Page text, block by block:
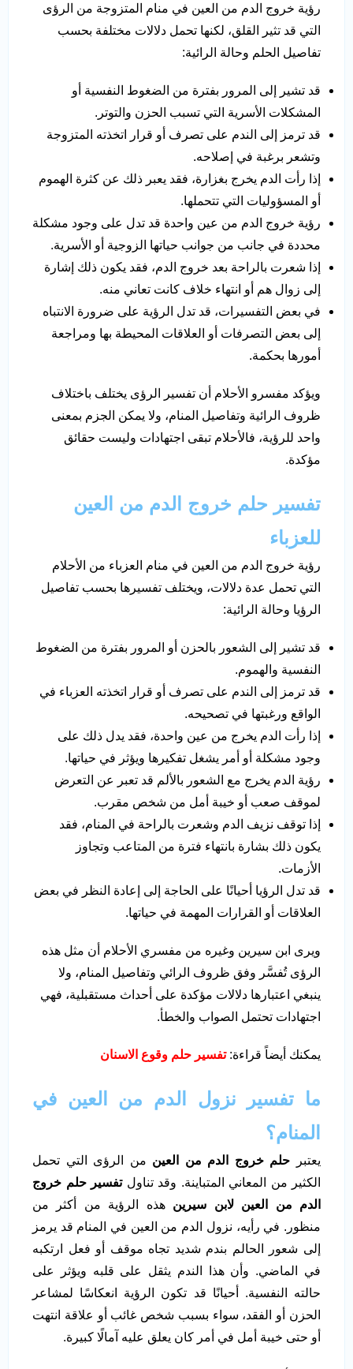
رؤية خروج الدم من العين في منام المتزوجة من الرؤى
التي قد تثير القلق، لكنها تحمل دلالات مختلفة بحسب
تفاصيل الحلم وحالة الرائية:
قد تشير إلى المرور بفترة من الضغوط النفسية أو
المشكلات الأسرية التي تسبب الحزن والتوتر.
قد ترمز إلى الندم على تصرف أو قرار اتخذته المتزوجة
وتشعر برغبة في إصلاحه.
إذا رأت الدم يخرج بغزارة، فقد يعبر ذلك عن كثرة الهموم
أو المسؤوليات التي تتحملها.
رؤية خروج الدم من عين واحدة قد تدل على وجود مشكلة
محددة في جانب من جوانب حياتها الزوجية أو الأسرية.
إذا شعرت بالراحة بعد خروج الدم، فقد يكون ذلك إشارة
إلى زوال هم أو انتهاء خلاف كانت تعاني منه.
في بعض التفسيرات، قد تدل الرؤية على ضرورة الانتباه
إلى بعض التصرفات أو العلاقات المحيطة بها ومراجعة
أمورها بحكمة.
ويؤكد مفسرو الأحلام أن تفسير الرؤى يختلف باختلاف
ظروف الرائية وتفاصيل المنام، ولا يمكن الجزم بمعنى
واحد للرؤية، فالأحلام تبقى اجتهادات وليست حقائق
مؤكدة.
تفسير حلم خروج الدم من العين
للعزباء
رؤية خروج الدم من العين في منام العزباء من الأحلام
التي تحمل عدة دلالات، ويختلف تفسيرها بحسب تفاصيل
الرؤيا وحالة الرائية:
قد تشير إلى الشعور بالحزن أو المرور بفترة من الضغوط
النفسية والهموم.
قد ترمز إلى الندم على تصرف أو قرار اتخذته العزباء في
الواقع ورغبتها في تصحيحه.
إذا رأت الدم يخرج من عين واحدة، فقد يدل ذلك على
وجود مشكلة أو أمر يشغل تفكيرها ويؤثر في حياتها.
رؤية الدم يخرج مع الشعور بالألم قد تعبر عن التعرض
لموقف صعب أو خيبة أمل من شخص مقرب.
إذا توقف نزيف الدم وشعرت بالراحة في المنام، فقد
يكون ذلك بشارة بانتهاء فترة من المتاعب وتجاوز
الأزمات.
قد تدل الرؤيا أحيانًا على الحاجة إلى إعادة النظر في بعض
العلاقات أو القرارات المهمة في حياتها.
ويرى ابن سيرين وغيره من مفسري الأحلام أن مثل هذه
الرؤى تُفسَّر وفق ظروف الرائي وتفاصيل المنام، ولا
ينبغي اعتبارها دلالات مؤكدة على أحداث مستقبلية، فهي
اجتهادات تحتمل الصواب والخطأ.
يمكنك أيضاً قراءة:تفسير حلم وقوع الاسنان
ما تفسير نزول الدم من العين في
المنام؟
يعتبر حلم خروج الدم من العين من الرؤى التي تحمل
الكثير من المعاني المتباينة. وقد تناولتفسير حلم خروج
الدم من العين لابن سيرين هذه الرؤية من أكثر من
منظور. في رأيه، نزول الدم من العين في المنام قد يرمز
إلى شعور الحالم بندم شديد تجاه موقف أو فعل ارتكبه
في الماضي. وأن هذا الندم يثقل على قلبه ويؤثر على
حالته النفسية. أحيانًا قد تكون الرؤية انعكاسًا لمشاعر
الحزن أو الفقد، سواء بسبب شخص غائب أو علاقة انتهت
أو حتى خيبة أمل في أمر كان يعلق عليه آمالًا كبيرة.